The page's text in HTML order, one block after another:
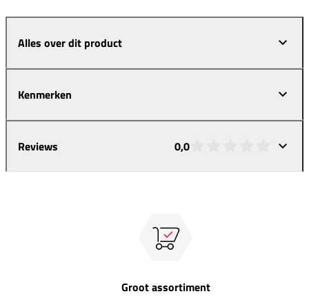
Alles over dit product
Kenmerken
Reviews 0,0
Groot assortiment